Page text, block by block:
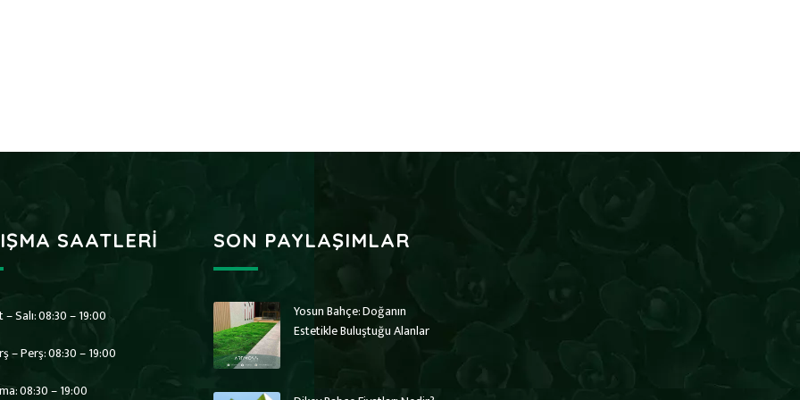
SAATLERI
– Salı: 08:30 – 19:00
– Perş: 08:30 – 19:00
08:30 – 19:00
SON PAYLAŞIMLAR
Yosun Bahçe: Doğanın
Estetikle Buluştuğu Alanlar